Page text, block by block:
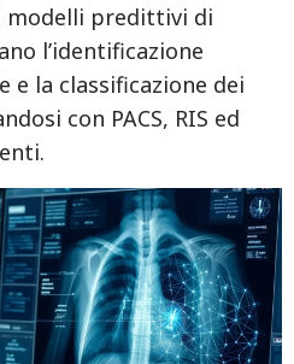
modelli predittivi di
l’identificazione
e la classificazione dei
con PACS, RIS ed